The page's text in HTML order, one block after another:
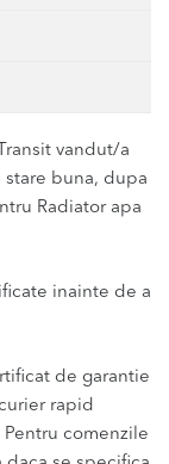
vandut/a
stare buna, dupa
Radiator apa
inainte de a
de garantie
rapid
Pentru comenzile